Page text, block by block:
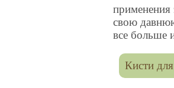
применения
свою
все больше
Кисти